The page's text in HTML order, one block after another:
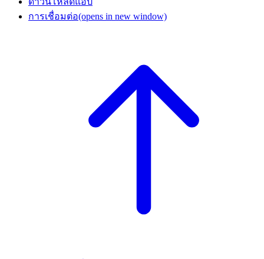
การเชื่อมต่อ(opens in new window)